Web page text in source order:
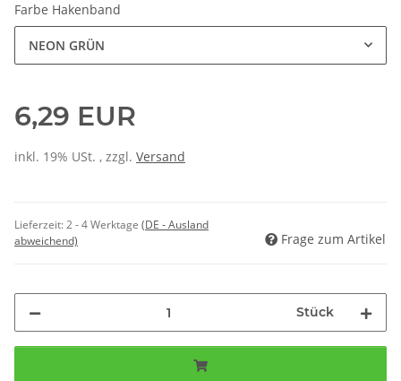
Farbe Hakenband
NEON GRÜN
6,29 EUR
inkl. 19% USt. , zzgl. Versand
Lieferzeit:2 - 4 Werktage (DE - Ausland
abweichend)
Frage zum Artikel
Stück